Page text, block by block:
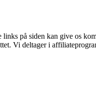
på siden kan give os
Vi deltager i